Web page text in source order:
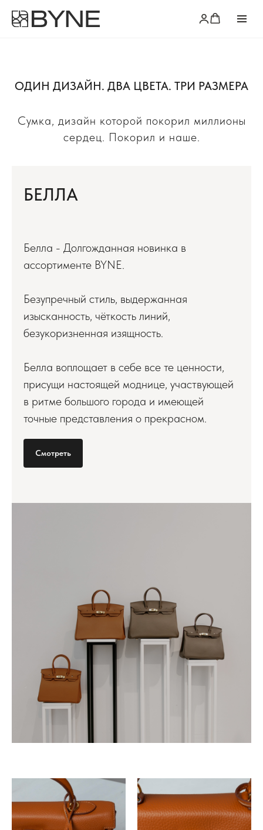
ОДИН ДИЗАЙН. ДВА ЦВЕТА. ТРИ РАЗМЕРА
Сумка, дизайн которой покорил миллионы
сердец. Покорил и наше.
БЕЛЛА
Белла - Долгожданная новинка в
ассортименте BYNE.
Безупречный стиль, выдержанная
изысканность, чёткость линий,
безукоризненная изящность.
Белла воплощает в себе все те ценности,
присущи настоящей моднице, участвующей
в ритме большого города и имеющей
точные представления о прекрасном.
Смотреть